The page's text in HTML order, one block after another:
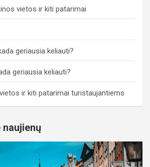
vietos ir kiti patarimai
geriausia keliauti?
geriausia keliauti?
ir kiti patarimai turistaujantiems